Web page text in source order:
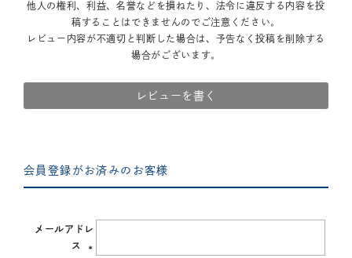
他人の権利、利益、名誉などを損ねたり、法令に違反する内容を投
稿することはできませんのでご注意ください。
レビュー内容が不適切と判断した場合は、予告なく投稿を削除する
場合がございます。
レビューを書く
会員登録がお済みのお客様
メールアドレ
ス